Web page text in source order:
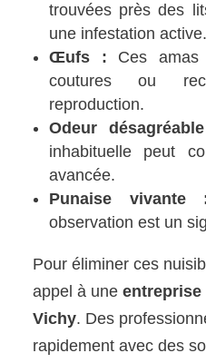
trouvées près des
une infestation active.
Œufs : Ces amas
coutures ou
reproduction.
Odeur
inhabituelle peut
avancée.
Punaise vivante
observation est un
Pour éliminer ces
appel à uneentreprise
Vichy. Des
rapidement avec des